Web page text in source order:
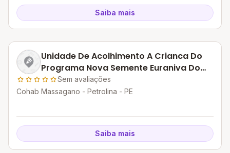
Saiba mais
Unidade De Acolhimento A Crianca Do
Programa Nova Semente Euraniva Do
Nascimento
Sem avaliações
Cohab Massagano - Petrolina - PE
Saiba mais